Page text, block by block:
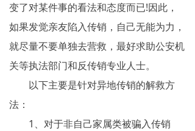
违规直销
涉传公司
专家论点
直销与传销详解
变了对某件事的看法和态度而已!因此，
如果发觉亲友陷入传销，自己无能为力，
就尽量不要单独去营救，最好求助公安机
关等执法部门和反传销专业人士。
以下主要是针对异地传销的解救方
法：
1、对于非自己家属类被骗入传销